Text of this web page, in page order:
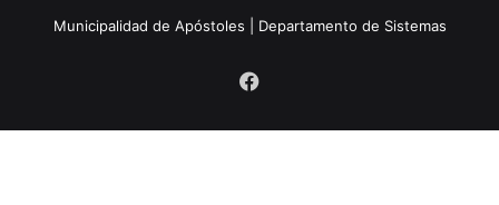
Municipalidad de Apóstoles | Departamento de Sistemas
Facebook